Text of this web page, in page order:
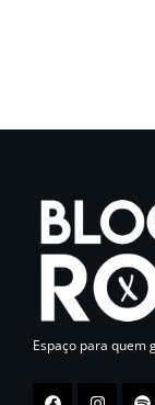
Espaço para quem